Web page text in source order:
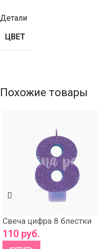
Детали
ЦВЕТ
Похожие товары
Свеча цифра 8 блестки
110 руб.